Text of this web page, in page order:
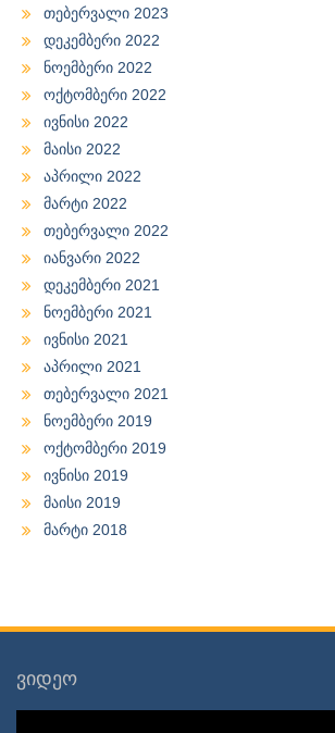
თებერვალი 2023
დეკემბერი 2022
ნოემბერი 2022
ოქტომბერი 2022
ივნისი 2022
მაისი 2022
აპრილი 2022
მარტი 2022
თებერვალი 2022
იანვარი 2022
დეკემბერი 2021
ნოემბერი 2021
ივნისი 2021
აპრილი 2021
თებერვალი 2021
ნოემბერი 2019
ოქტომბერი 2019
ივნისი 2019
მაისი 2019
მარტი 2018
ვიდეო